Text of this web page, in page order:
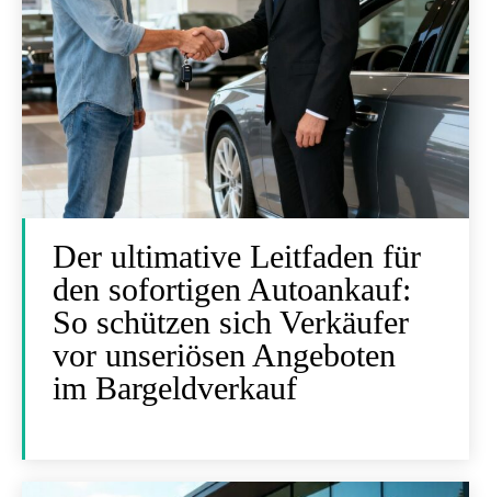
Der ultimative Leitfaden für
den sofortigen Autoankauf:
So schützen sich Verkäufer
vor unseriösen Angeboten
im Bargeldverkauf